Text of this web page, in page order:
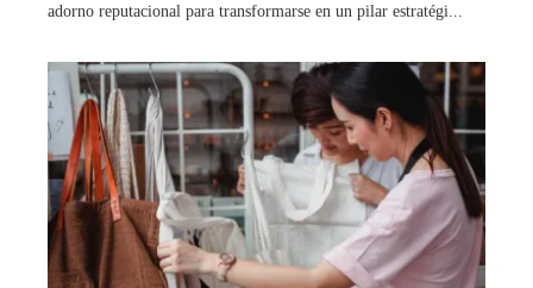
adorno reputacional para transformarse en un pilar estratégi...